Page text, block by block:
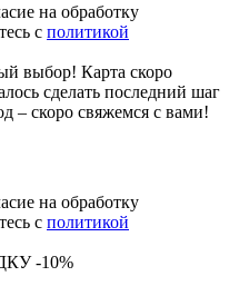
на обработку
c политикой
выбор! Карта скоро
сделать последний шаг
– скоро свяжемся с вами!
на обработку
c политикой
-10%